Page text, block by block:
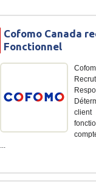
Cofomo Canada
Fonctionnel
client
...